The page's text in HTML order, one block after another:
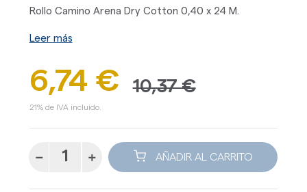
Rollo Camino Arena Dry Cotton 0,40 x 24 M.
Leer más
6,74 € 10,37 €
21% de IVA incluido.
AÑADIR AL CARRITO